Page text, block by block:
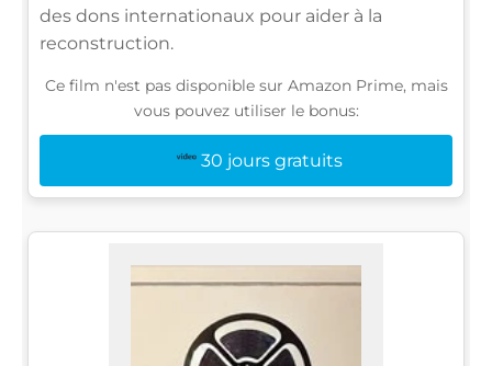
des dons internationaux pour aider à la
reconstruction.
Ce film n'est pas disponible sur Amazon Prime, mais
vous pouvez utiliser le bonus:
30 jours gratuits